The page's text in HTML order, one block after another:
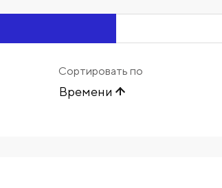
Сортировать по
Времени